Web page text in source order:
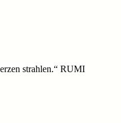
strahlen.“ RUMI